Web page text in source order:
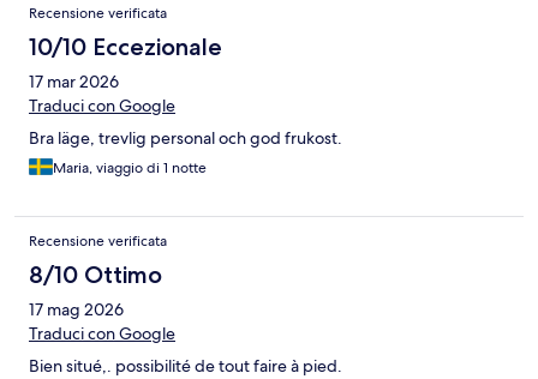
Recensione verificata
10/10 Eccezionale
17 mar 2026
Traduci con Google
Bra läge, trevlig personal och god frukost.
Maria, viaggio di 1 notte
Recensione verificata
8/10 Ottimo
17 mag 2026
Traduci con Google
Bien situé,. possibilité de tout faire à pied.